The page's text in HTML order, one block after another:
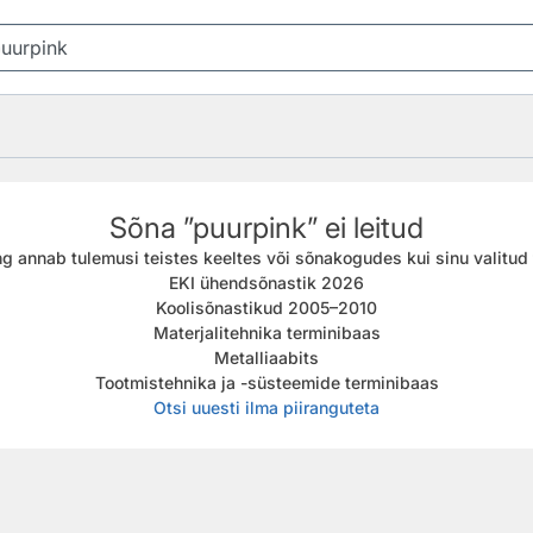
Sõna ”puurpink” ei leitud
annab tulemusi teistes keeltes või sõnakogudes kui sinu
EKI ühendsõnastik 2026
Koolisõnastikud 2005–2010
Materjalitehnika terminibaas
Metalliaabits
Tootmistehnika ja -süsteemide terminibaas
Otsi uuesti ilma piiranguteta